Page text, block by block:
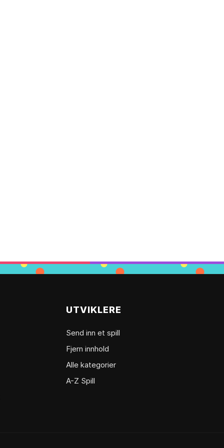
UTVIKLERE
Send inn et spill
Fjern innhold
Alle kategorier
A-Z Spill